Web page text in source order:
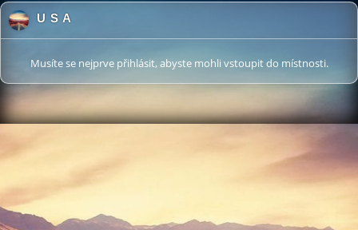
Musíte se nejprve přihlásit, abyste mohli vstoupit do místnosti.
U S A